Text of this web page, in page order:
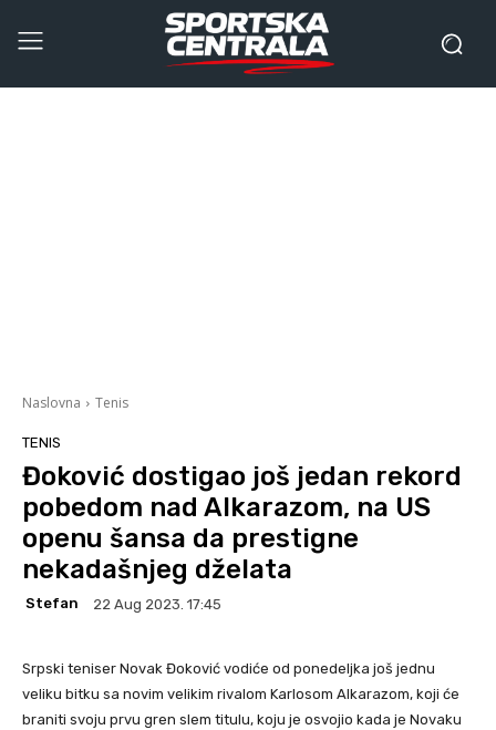
Naslovna Tenis
TENIS
Đoković dostigao još jedan rekord
pobedom nad Alkarazom, na US
openu šansa da prestigne
nekadašnjeg dželata
Stefan 22 Aug 2023. 17:45
Srpski teniser Novak Đoković vodiće od ponedeljka još jednu
veliku bitku sa novim velikim rivalom Karlosom Alkarazom, koji će
braniti svoju prvu gren slem titulu, koju je osvojio kada je Novaku